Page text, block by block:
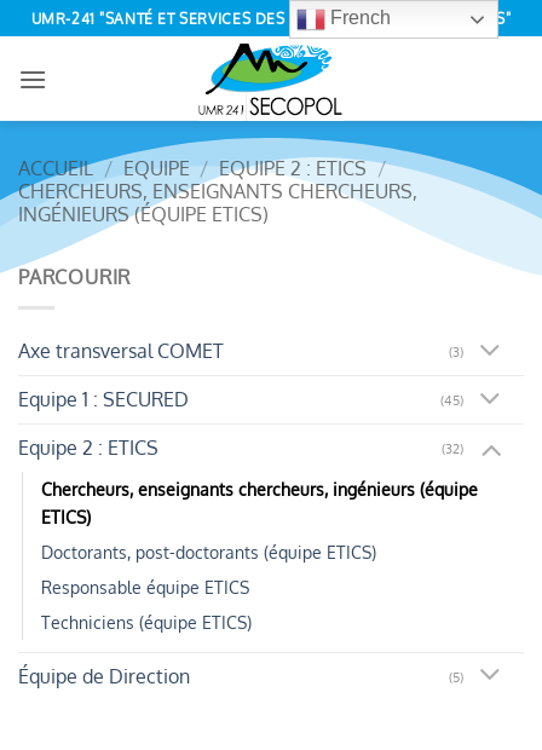
Passer
au
contenu
UMR-241 "SANTÉ ET SERVICES DES ÉCOSYSTÈMES POLYNÉSIENS"
ACCUEIL / EQUIPE / EQUIPE 2 : ETICS /
CHERCHEURS, ENSEIGNANTS CHERCHEURS,
INGÉNIEURS (ÉQUIPE ETICS)
PARCOURIR
Axe transversal COMET (3)
Equipe 1 : SECURED (45)
Equipe 2 : ETICS (32)
Chercheurs, enseignants chercheurs, ingénieurs (équipe
ETICS)
Doctorants, post-doctorants (équipe ETICS)
Responsable équipe ETICS
Techniciens (équipe ETICS)
Équipe de Direction (5)
French